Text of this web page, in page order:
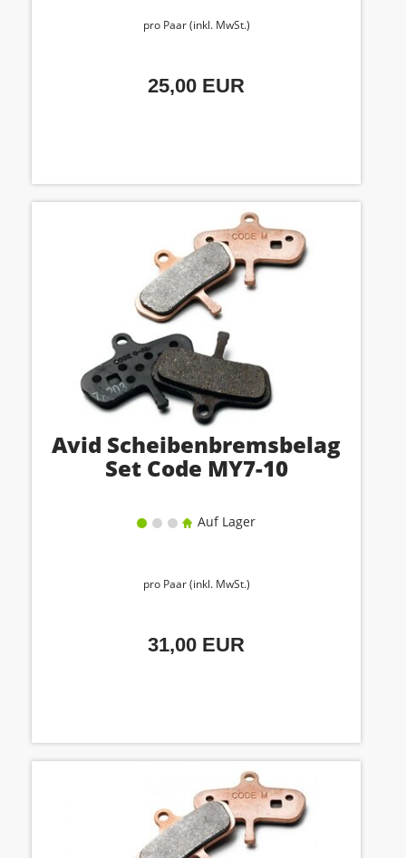
pro Paar (inkl. MwSt.)
25,00 EUR
Avid Scheibenbremsbelag
Set Code MY7-10
Auf Lager
pro Paar (inkl. MwSt.)
31,00 EUR